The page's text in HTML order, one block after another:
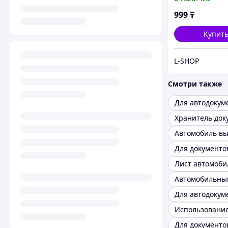
160 шт.)
999₸
Купить
L-SHOP
Смотри также
Для
Автомобиль
Лист